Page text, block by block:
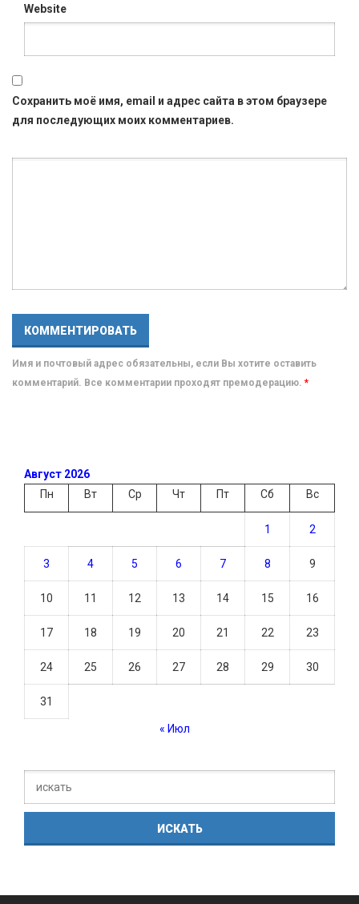
Website
Сохранить моё имя, email и адрес сайта в этом браузере
для последующих моих комментариев.
Имя и почтовый адрес обязательны, если Вы хотите оставить
комментарий. Все комментарии проходят премодерацию. *
Август 2026
Пн
Вт Ср Чт Пт Сб Вс
1 2
3 4 5 6 7 8 9
10 11 12 13 14 15 16
17 18 19 20 21 22 23
24 25 26 27 28 29 30
31
« Июл